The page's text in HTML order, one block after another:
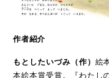
作者紹介
もとしたいづみ（作） 絵
本絵本賞受賞。『わたし